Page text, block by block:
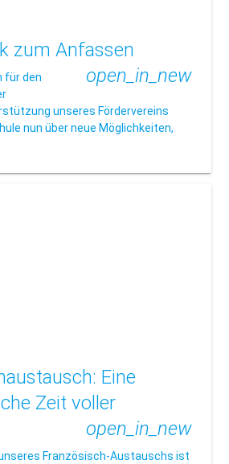
zum Anfassen
open_in_new
für den
unseres Fördervereins
nun über neue Möglichkeiten,
Eine
Zeit voller
open_in_new
Französisch-Austauschs ist